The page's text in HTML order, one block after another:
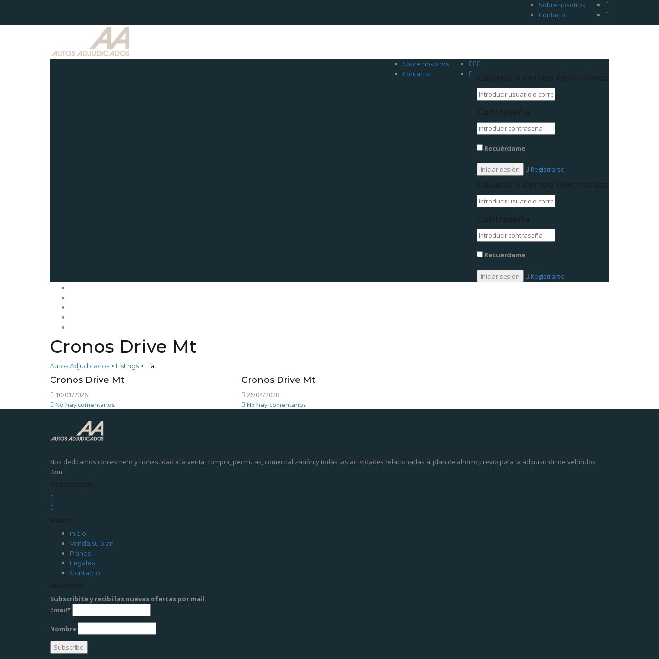
Sobre nosotros
Contacto
Usuario o correo electrónico
Contraseña
Recuérdame
Registrarse
Usuario o correo electrónico
Contraseña
Recuérdame
Registrarse
Sobre nosotros
Contacto
Cronos Drive Mt
Autos Adjudicados > Listings > Fiat
Cronos Drive Mt
10/01/2026
No hay comentarios
Cronos Drive Mt
26/04/2020
No hay comentarios
Nos dedicamos con esmero y honestidad a la venta, compra, permutas, comercialización y todas las actividades relacionadas al plan de ahorro previo para la adquisición de vehículos
0km.
Redes sociales
Enlaces
Inicio
Venda su plan
Planes
Legales
Contacto
Newsletter
Subscribite y recibí las nuevas ofertas por mail.
Email*
Nombre